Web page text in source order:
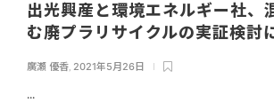
出光興産と環境エネルギー社、
む廃プラリサイクルの実証検討
廣瀬 優香 2021年5月26日
...